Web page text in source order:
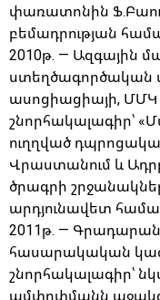
փառատոնին
բեմադրության
2010թ. — Ազգային
ստեղծագործական
ասոցիացիայի, ՄՄԿ
շնորհակալագիր՝
ուղղված
Վրաստանում և
ծրագրի
արդյունավետ
2011թ. —
հասարակական
շնորհակալագիր՝
ամփոփմանն